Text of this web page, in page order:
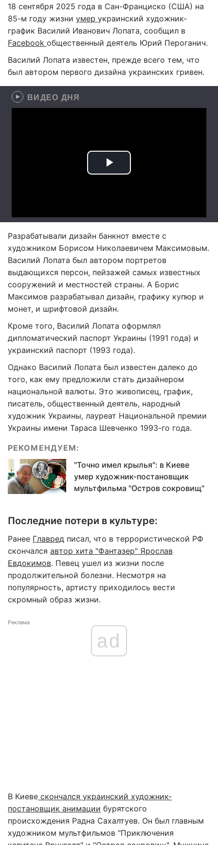
18 сентября 2025 года в Сан-Франциско (США) на
85-м году жизни умер украинский художник-
график Василий Иванович Лопата, сообщил в
Facebook общественный деятель Юрий Пероганич.
Василий Лопата известен, прежде всего тем, что
был автором первого дизайна украинских гривен.
ВИДЕО ДНЯ
Разрабатывали дизайн банкнот вместе с
художником Борисом Николаевичем Максимовым.
Василий Лопата был автором портретов
выдающихся персон, пейзажей самых известных
сооружений и местностей страны. А Борис
Максимов разрабатывал дизайн, графику купюр и
монет, и шрифтовой дизайн.
Кроме того, Василий Лопата оформлял
дипломатический паспорт Украины (1991 года) и
украинский паспорт (1993 года).
Однако Василий Лопата был известен далеко до
того, как ему предложили стать дизайнером
национальной валюты. Это живописец, график,
писатель, общественный деятель, народный
художник Украины, лауреат Национальной премии
Украины имени Тараса Шевченко 1993-го года.
РЕКОМЕНДУЕМ:
"Точно имел крылья": в Киеве
умер художник-постановщик
мультфильма "Остров сокровищ"
Последние потери в культуре:
Ранее Главред писал, что в террористической РФ
скончался автор хита "Фантазер" Ярослав
Евдокимов. Певец ушел из жизни после
продолжительной болезни. Несмотря на
популярность, артисту приходилось вести
скромный образ жизни.
Реклама
ad
В Киеве скончался украинский художник-
постановщик анимации бурятского
происхождения Радна Сахалтуев. Он был главным
художником мультфильмов "Приключения